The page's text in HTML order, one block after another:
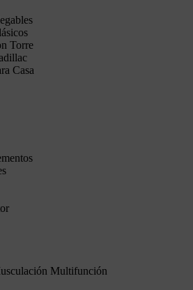
Torre
Casa
Multifunción